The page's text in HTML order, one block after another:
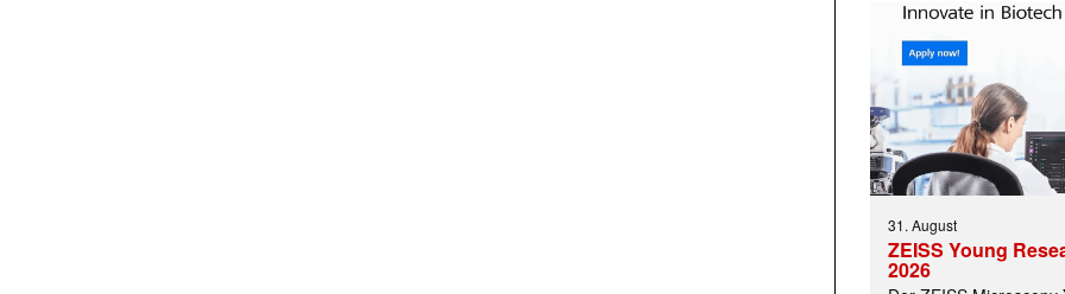
31. August
ZEISS Young
2026